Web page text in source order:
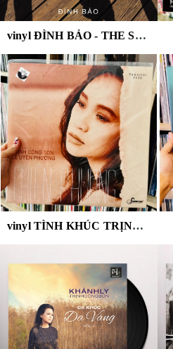
vinyl ĐÌNH BẢO - THE SHADOW
vinyl TÌNH KHÚC TRỊNH CÔNG SƠN LÊ UYÊN PHƯƠNG - THIÊN PHƯƠNG